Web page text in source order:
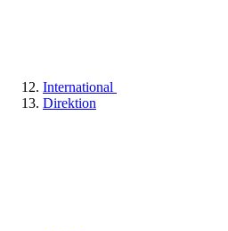
International
Direktion